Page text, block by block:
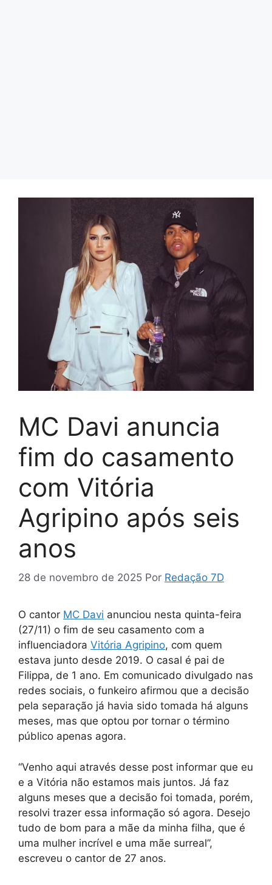
MC Davi anuncia
fim do casamento
com Vitória
Agripino após seis
anos
28 de novembro de 2025 Por Redação 7D
O cantor MC Davi anunciou nesta quinta-feira
(27/11) o fim de seu casamento com a
influenciadora Vitória Agripino, com quem
estava junto desde 2019. O casal é pai de
Filippa, de 1 ano. Em comunicado divulgado nas
redes sociais, o funkeiro afirmou que a decisão
pela separação já havia sido tomada há alguns
meses, mas que optou por tornar o término
público apenas agora.
“Venho aqui através desse post informar que eu
e a Vitória não estamos mais juntos. Já faz
alguns meses que a decisão foi tomada, porém,
resolvi trazer essa informação só agora. Desejo
tudo de bom para a mãe da minha filha, que é
uma mulher incrível e uma mãe surreal”,
escreveu o cantor de 27 anos.